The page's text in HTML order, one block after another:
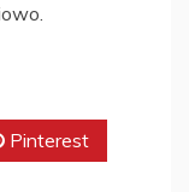
Pinterest